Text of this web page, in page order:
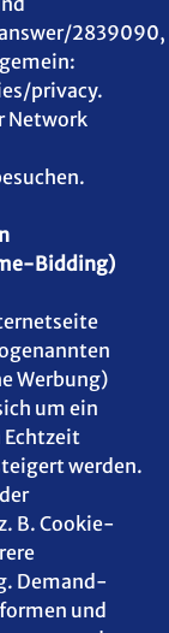
2839090,
privacy.
Network
Bidding)
Werbung)
um ein
Echtzeit
werden.
B. Cookie-
Demand-
und